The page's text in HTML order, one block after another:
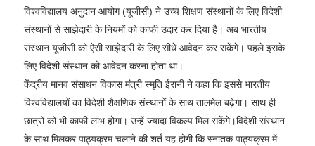
विश्वविद्यालय अनुदान आयोग (यूजीसी) ने उच्च शिक्षण संस्थानों के लिए विदेशी
संस्थानों से साझेदारी के नियमों को काफी उदार कर दिया है। अब भारतीय
संस्थान यूजीसी को ऐसी साझेदारी के लिए सीधे आवेदन कर सकेंगे। पहले इसके
लिए विदेशी संस्थान को आवेदन करना होता था।
केंद्रीय मानव संसाधन विकास मंत्री स्मृति ईरानी ने कहा कि इससे भारतीय
विश्वविद्यालयों का विदेशी शैक्षणिक संस्थानों के साथ तालमेल बढ़ेगा। साथ ही
छात्रों को भी काफी लाभ होगा। उन्हें ज्यादा विकल्प मिल सकेंगे।विदेशी संस्थान
के साथ मिलकर पाठ्यक्रम चलाने की शर्त यह होगी कि स्नातक पाठ्यक्रम में